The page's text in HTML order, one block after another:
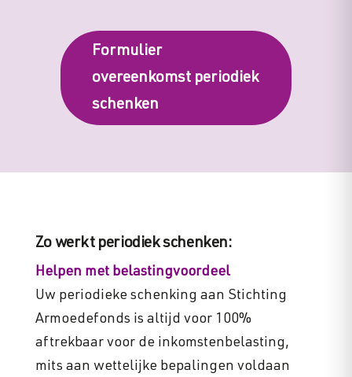
Formulier
overeenkomst periodiek
schenken
Zo werkt periodiek schenken:
Helpen met belastingvoordeel
Uw periodieke schenking aan Stichting
Armoedefonds is altijd voor 100%
aftrekbaar voor de inkomstenbelasting,
mits aan wettelijke bepalingen voldaan